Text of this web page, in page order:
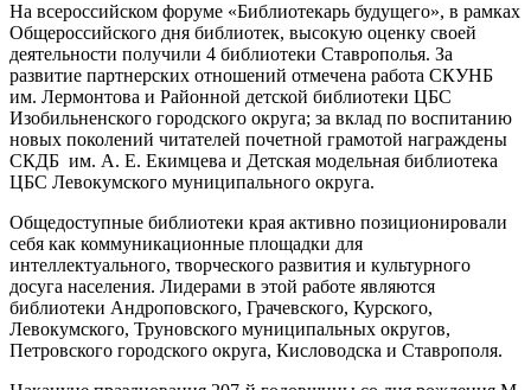
На всероссийском форуме «Библиотекарь будущего», в рамках
Общероссийского дня библиотек, высокую оценку своей
деятельности получили 4 библиотеки Ставрополья. За
развитие партнерских отношений отмечена работа СКУНБ
им. Лермонтова и Районной детской библиотеки ЦБС
Изобильненского городского округа; за вклад по воспитанию
новых поколений читателей почетной грамотой награждены
СКДБ им. А. Е. Екимцева и Детская модельная библиотека
ЦБС Левокумского муниципального округа.
Общедоступные библиотеки края активно позиционировали
себя как коммуникационные площадки для
интеллектуального, творческого развития и культурного
досуга населения. Лидерами в этой работе являются
библиотеки Андроповского, Грачевского, Курского,
Левокумского, Труновского муниципальных округов,
Петровского городского округа, Кисловодска и Ставрополя.